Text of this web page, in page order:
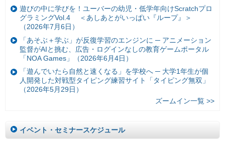
遊びの中に学びを！ユーバーの幼児・低学年向けScratchプロ
グラミングVol.4 ＜あしあとがいっぱい『ループ』＞
（2026年7月6日）
「あそぶ＋学ぶ」が反復学習のエンジンに ─ アニメーション
監督がAIと挑む、広告・ログインなしの教育ゲームポータル
「NOA Games」（2026年6月4日）
「遊んでいたら自然と速くなる」を学校へ ─ 大学1年生が個
人開発した対戦型タイピング練習サイト「タイピング無双」
（2026年5月29日）
ズームイン一覧 >>
イベント・セミナースケジュール